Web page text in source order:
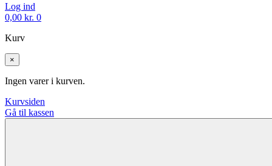
Log ind
0,00 kr. 0
Kurv
×
Ingen varer i kurven.
Kurvsiden
Gå til kassen